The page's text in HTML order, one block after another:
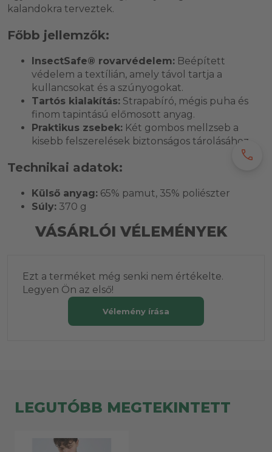
kalandokra terveztek.
Főbb jellemzők:
InsectSafe® rovarvédelem: Beépített
védelem a textílián, amely távol tartja a
kullancsokat és a szúnyogokat.
Tartós kialakítás: Strapabíró, mégis puha és
finom tapintású előmosott anyag.
Praktikus zsebek: Két gombos mellzseb a
kisebb felszerelések biztonságos tárolásához.
Technikai adatok:
Külső anyag: 65% pamut, 35% poliészter
Súly: 370 g
VÁSÁRLÓI VÉLEMÉNYEK
Ezt a terméket még senki nem értékelte.
Legyen Ön az első!
Vélemény írása
LEGUTÓBB MEGTEKINTETT
call